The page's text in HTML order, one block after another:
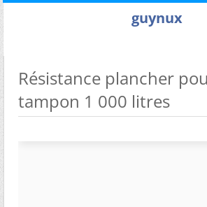
guynux
Résistance plancher
tampon 1 000 litres